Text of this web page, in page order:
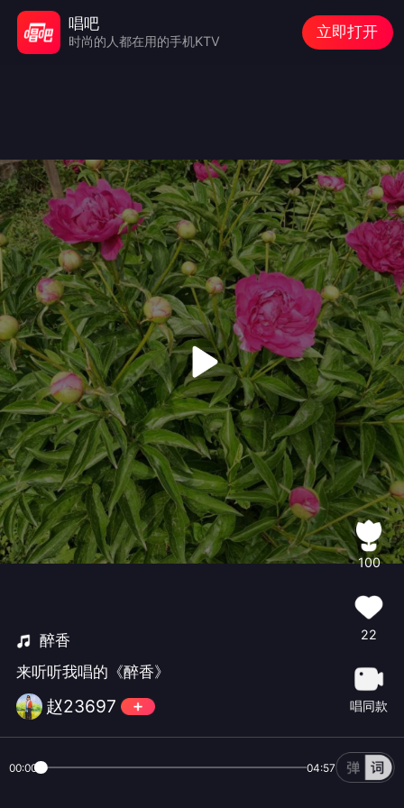
醉香
来听听我唱的《醉香》
赵23697
100
22
唱同款
00:00 04:57
唱吧
时尚的人都在用的手机KTV
立即打开